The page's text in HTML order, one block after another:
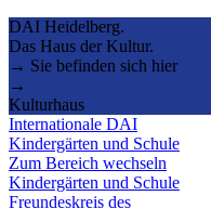
DAI Heidelberg.
Das Haus der Kultur.
→ Sie befinden sich hier
→
Kulturhaus
Internationale DAI
Kindergärten und Schule
Zum Bereich wechseln
Kindergärten und Schule
Freundeskreis des